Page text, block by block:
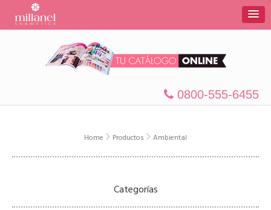
0800-555-6455
Home Productos Ambiental
Categorías